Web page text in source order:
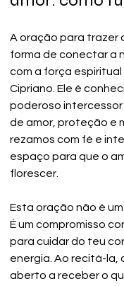
A oração para trazer
forma de conectar a
com a força espiritual
Cipriano. Ele é
poderoso
de amor, proteção e
rezamos com fé e
espaço para que o
florescer.
Esta oração não é
É um compromisso
para cuidar do teu
energia. Ao recitá-la,
aberto a receber o